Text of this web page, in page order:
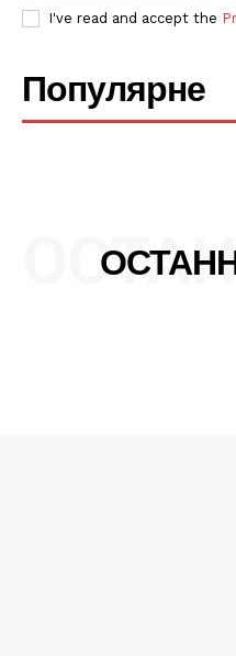
I've read and accept the
Популярне